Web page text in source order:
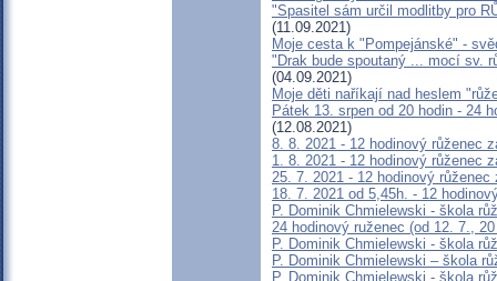
"Spasitel sám určil modlitby pro
(11.09.2021)
Moje cesta k "Pompejánské" -
"Drak bude spoutaný ... mocí sv.
(04.09.2021)
Moje děti naříkají nad heslem
Pátek 13. srpen od 20 hodin - 24
(12.08.2021)
8. 8. 2021 - 12 hodinový růženec
1. 8. 2021 - 12 hodinový růženec
25. 7. 2021 - 12 hodinový
18. 7. 2021 od 5,45h. - 12
P. Dominik Chmielewski - škola
24 hodinový ruženec (od 12. 7.,
P. Dominik Chmielewski - škola
P. Dominik Chmielewski – škola
P. Dominik Chmielewski - škola